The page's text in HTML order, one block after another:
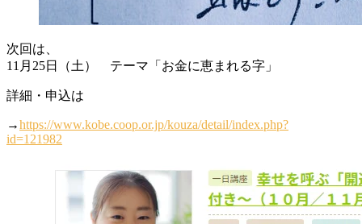
次回は、
11月25日（土） テーマ「お金に恵まれる字」
詳細・申込は
→https://www.kobe.coop.or.jp/kouza/detail/index.php?
id=121982